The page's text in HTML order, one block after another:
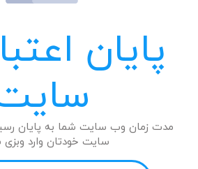
پایان
مدت زمان وب سایت شما به پایان
سایت خودتان وارد